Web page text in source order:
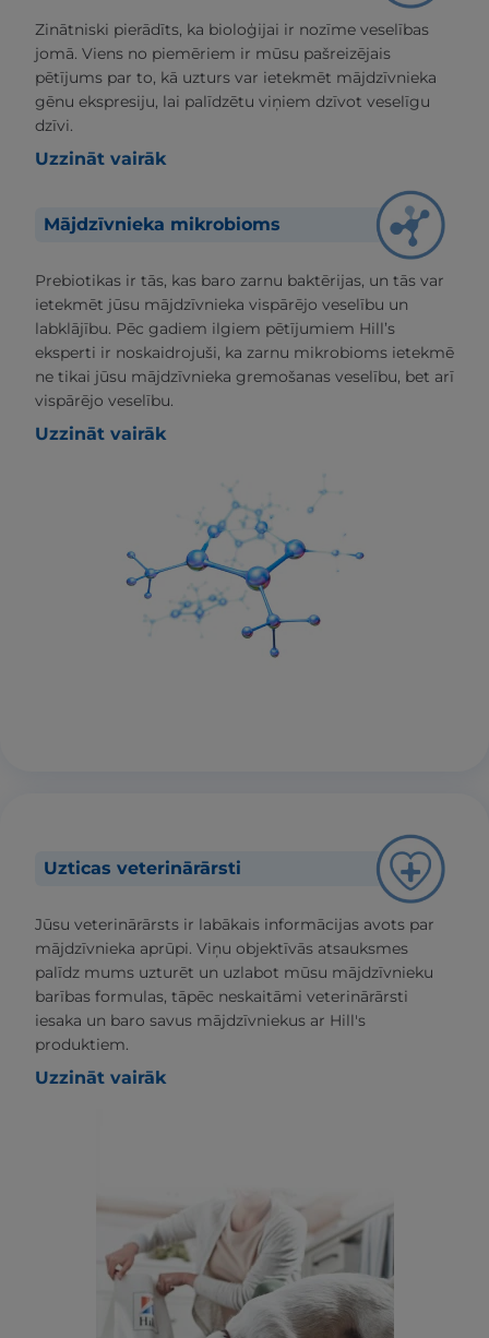
Zinātniski pierādīts, ka bioloģijai ir nozīme veselības
jomā. Viens no piemēriem ir mūsu pašreizējais
pētījums par to, kā uzturs var ietekmēt mājdzīvnieka
gēnu ekspresiju, lai palīdzētu viņiem dzīvot veselīgu
dzīvi.
Uzzināt vairāk
Mājdzīvnieka mikrobioms
Prebiotikas ir tās, kas baro zarnu baktērijas, un tās var
ietekmēt jūsu mājdzīvnieka vispārējo veselību un
labklājību. Pēc gadiem ilgiem pētījumiem Hill’s
eksperti ir noskaidrojuši, ka zarnu mikrobioms ietekmē
ne tikai jūsu mājdzīvnieka gremošanas veselību, bet arī
vispārējo veselību.
Uzzināt vairāk
Uzticas veterinārārsti
Jūsu veterinārārsts ir labākais informācijas avots par
mājdzīvnieka aprūpi. Viņu objektīvās atsauksmes
palīdz mums uzturēt un uzlabot mūsu mājdzīvnieku
barības formulas, tāpēc neskaitāmi veterinārārsti
iesaka un baro savus mājdzīvniekus ar Hill's
produktiem.
Uzzināt vairāk